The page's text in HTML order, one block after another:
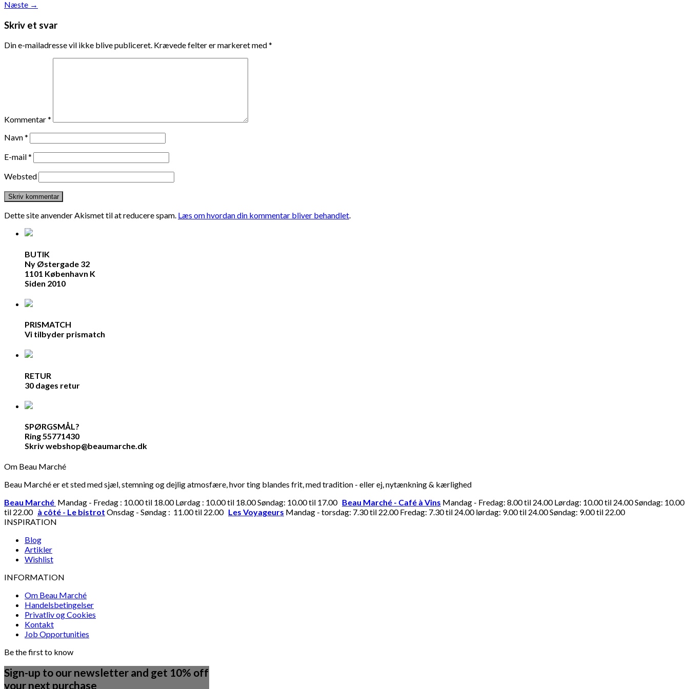
Næste →
Skriv et svar
Din e-mailadresse vil ikke blive publiceret. Krævede felter er markeret med*
Kommentar*
Navn*
E-mail*
Websted
Dette site anvender Akismet til at reducere spam. Læs om hvordan din kommentar bliver behandlet.
BUTIK
Ny Østergade 32
1101 København K
Siden 2010
PRISMATCH
Vi tilbyder prismatch
RETUR
30 dages retur
SPØRGSMÅL?
Ring 55771430
Skriv webshop@beaumarche.dk
Om Beau Marché
Beau Marché er et sted med sjæl, stemning og dejlig atmosfære, hvor ting blandes frit, med tradition - eller ej, nytænkning & kærlighed
Beau Marché Mandag - Fredag : 10.00 til 18.00 Lørdag : 10.00 til 18.00 Søndag: 10.00 til 17.00 Beau Marché - Café à Vins Mandag - Fredag: 8.00 til 24.00 Lørdag: 10.00 til 24.00 Søndag: 10.00
til 22.00 à côté - Le bistrot Onsdag - Søndag : 11.00 til 22.00 Les Voyageurs Mandag - torsdag: 7.30 til 22.00 Fredag: 7.30 til 24.00 lørdag: 9.00 til 24.00 Søndag: 9.00 til 22.00
INSPIRATION
Blog
Artikler
Wishlist
INFORMATION
Om Beau Marché
Handelsbetingelser
Privatliv og Cookies
Kontakt
Job Opportunities
Be the first to know
Sign-up to our newsletter and get 10% off
your next purchase